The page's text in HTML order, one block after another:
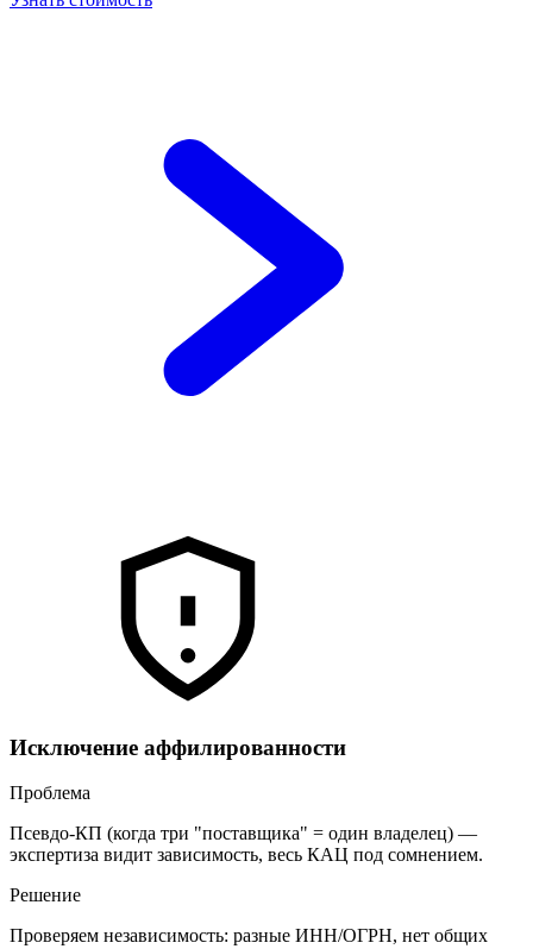
Исключение аффилированности
Проблема
Псевдо-КП (когда три "поставщика" = один владелец) —
экспертиза видит зависимость, весь КАЦ под сомнением.
Решение
Проверяем независимость: разные ИНН/ОГРН, нет общих